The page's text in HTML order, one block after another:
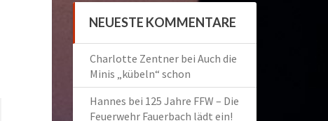
NEUESTE KOMMENTARE
Charlotte Zentnerbei Auch die
Minis „kübeln“ schon
Hannes bei 125 Jahre FFW – Die
Feuerwehr Fauerbach lädt ein!